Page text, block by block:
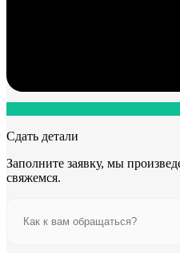
Сдать детали
Заполните заявку, мы
свяжемся.